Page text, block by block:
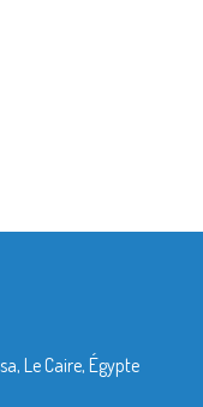
Le Caire, Égypte